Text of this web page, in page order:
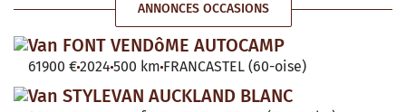
ANNONCES OCCASIONS
Van FONT VENDôME AUTOCAMP
61900 €2024 500 km FRANCASTEL (60-oise)
Van STYLEVAN AUCKLAND BLANC